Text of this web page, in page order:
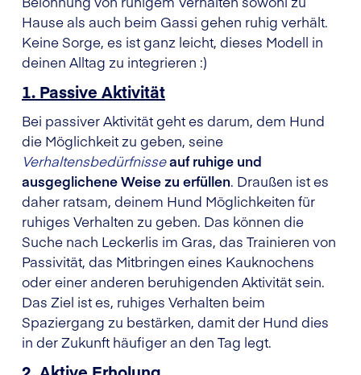
Hause als auch beim Gassi gehen ruhig verhält.
Keine Sorge, es ist ganz leicht, dieses Modell in
deinen Alltag zu integrieren :)
1. Passive Aktivität
Bei passiver Aktivität geht es darum, dem Hund
die Möglichkeit zu geben, seine
Verhaltensbedürfnisseauf ruhige und
ausgeglichene Weise zu erfüllen. Draußen ist es
daher ratsam, deinem Hund Möglichkeiten für
ruhiges Verhalten zu geben. Das können die
Suche nach Leckerlis im Gras, das Trainieren von
Passivität, das Mitbringen eines Kauknochens
oder einer anderen beruhigenden Aktivität sein.
Das Ziel ist es, ruhiges Verhalten beim
Spaziergang zu bestärken, damit der Hund dies
in der Zukunft häufiger an den Tag legt.